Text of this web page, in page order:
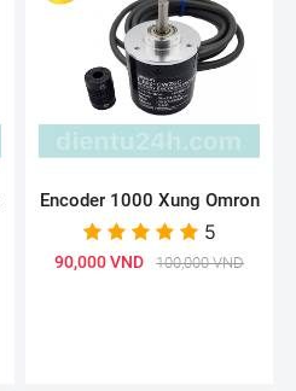
Encoder 1000 Xung Omron
5
90,000 VND 100,000 VND